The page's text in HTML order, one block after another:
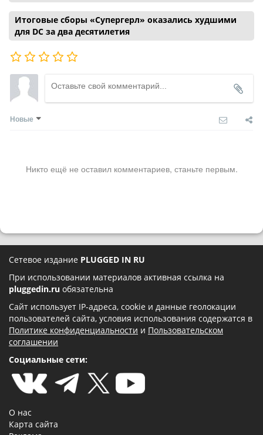
Итоговые сборы «Супергерл» оказались худшими
для DC за два десятилетия
Новые
Никто ещё не оставил комментариев, станьте первым.
Сетевое издание PLUGGED IN RU
При использовании материалов активная ссылка на
pluggedin.ru обязательна
Сайт использует IP-адреса, cookie и данные геолокации
пользователей сайта, условия использования содержатся в
Политике конфиденциальности и Пользовательском
соглашении
Социальные сети:
О нас
Карта сайта